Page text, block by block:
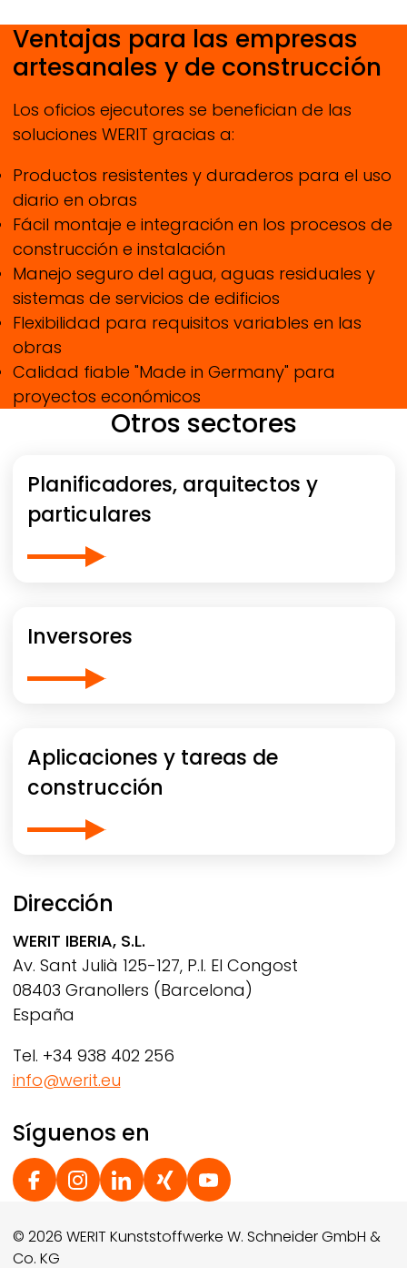
Ventajas para las empresas
artesanales y de construcción
Los oficios ejecutores se benefician de las
soluciones WERIT gracias a:
Productos resistentes y duraderos para el uso
diario en obras
Fácil montaje e integración en los procesos de
construcción e instalación
Manejo seguro del agua, aguas residuales y
sistemas de servicios de edificios
Flexibilidad para requisitos variables en las
obras
Calidad fiable "Made in Germany" para
proyectos económicos
Otros sectores
Planificadores, arquitectos y
particulares
Inversores
Aplicaciones y tareas de
construcción
Dirección
WERIT IBERIA, S.L.
Av. Sant Julià 125-127, P.I. El Congost
08403 Granollers (Barcelona)
España
Tel. +34 938 402 256
info@werit.eu
Síguenos en
Social Footer
© 2026 WERIT Kunststoffwerke W. Schneider GmbH &
Co. KG